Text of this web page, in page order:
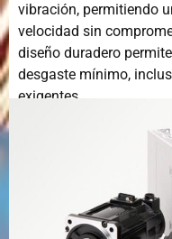
vibración, permitiendo
velocidad sin
diseño duradero
desgaste mínimo,
exigentes.